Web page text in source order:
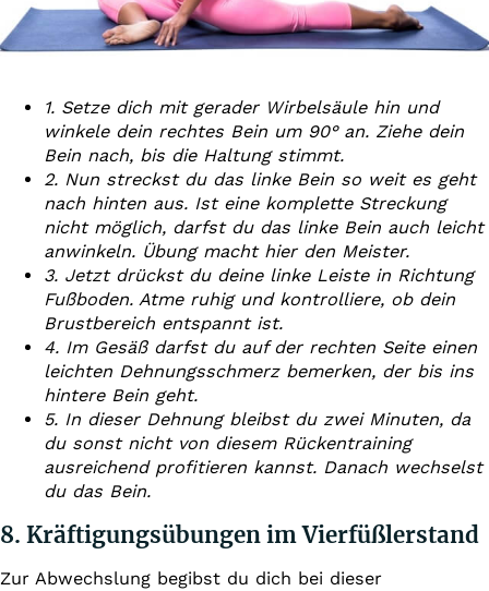
1. Setze dich mit gerader Wirbelsäule hin und
winkele dein rechtes Bein um 90° an. Ziehe dein
Bein nach, bis die Haltung stimmt.
2. Nun streckst du das linke Bein so weit es geht
nach hinten aus. Ist eine komplette Streckung
nicht möglich, darfst du das linke Bein auch leicht
anwinkeln. Übung macht hier den Meister.
3. Jetzt drückst du deine linke Leiste in Richtung
Fußboden. Atme ruhig und kontrolliere, ob dein
Brustbereich entspannt ist.
4. Im Gesäß darfst du auf der rechten Seite einen
leichten Dehnungsschmerz bemerken, der bis ins
hintere Bein geht.
5. In dieser Dehnung bleibst du zwei Minuten, da
du sonst nicht von diesem Rückentraining
ausreichend profitieren kannst. Danach wechselst
du das Bein.
8. Kräftigungsübungen im Vierfüßlerstand
Zur Abwechslung begibst du dich bei dieser